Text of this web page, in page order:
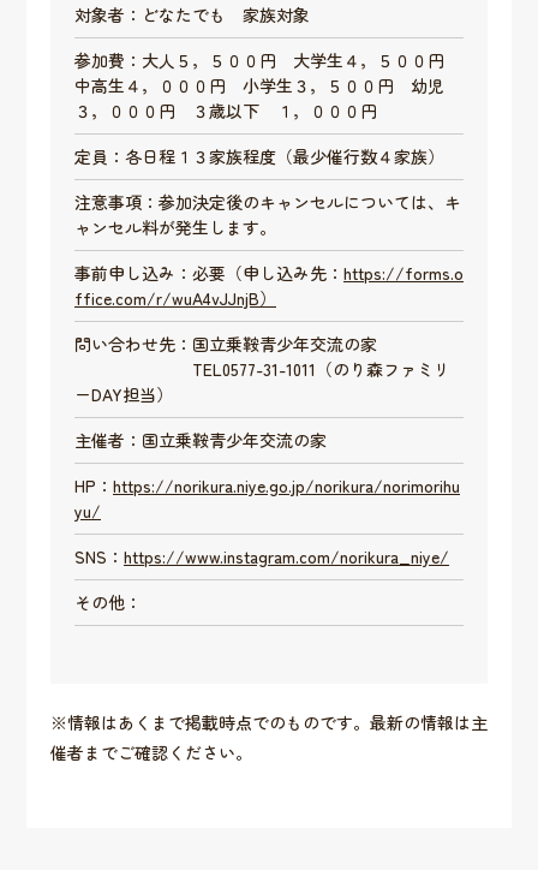
対象者：どなたでも 家族対象
参加費：大人５，５００円 大学生４，５００円
中高生４，０００円 小学生３，５００円 幼児
３，０００円 ３歳以下 １，０００円
定員：各日程１３家族程度（最少催行数４家族）
注意事項：参加決定後のキャンセルについては、キ
ャンセル料が発生します。
事前申し込み：必要（申し込み先： https://forms.o
ffice.com/r/wuA4vJJnjB）
問い合わせ先：国立乗鞍青少年交流の家
TEL0577-31-1011（のり森ファミリ
ーDAY担当）
主催者：国立乗鞍青少年交流の家
HP： https://norikura.niye.go.jp/norikura/norimorihu
yu/
SNS： https://www.instagram.com/norikura_niye/
その他：
※情報はあくまで掲載時点でのものです。最新の情報は主
催者までご確認ください。